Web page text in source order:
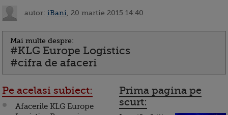
autor: iBani , 20 martie 2015 14:40
Mai multe despre:
#KLG Europe Logistics
#cifra de afaceri
Pe acelasi subiect:
Afacerile KLG Europe
Prima pagina pe
scurt: